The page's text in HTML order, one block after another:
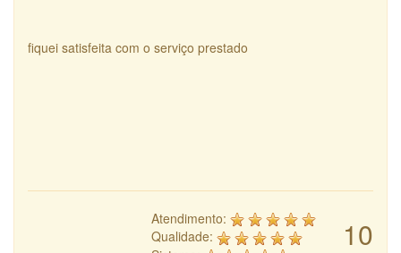
fiquei satisfeita com o serviço prestado
10
Atendimento:
Qualidade: